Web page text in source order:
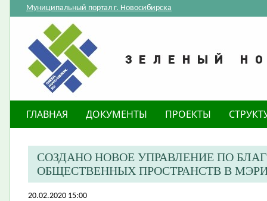
Муниципальный портал г. Новосибирска
ГЛАВНАЯ ДОКУМЕНТЫ ПРОЕКТЫ
СОЗДАНО НОВОЕ УПРАВЛЕНИЕ ПО
ОБЩЕСТВЕННЫХ ПРОСТРАНСТВ В
20.02.2020 15:00